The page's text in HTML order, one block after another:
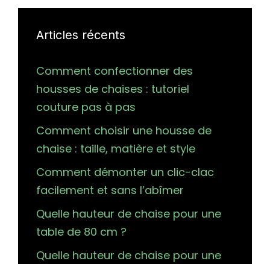
Articles récents
Comment confectionner des
housses de chaises : tutoriel
couture pas à pas
Comment choisir une housse de
chaise : taille, matière et style
Comment démonter un clic-clac
facilement et sans l’abîmer
Quelle hauteur de chaise pour une
table de 80 cm ?
Quelle hauteur de chaise pour une